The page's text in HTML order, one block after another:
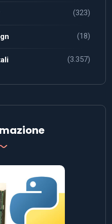
(323)
(18)
(3.357)